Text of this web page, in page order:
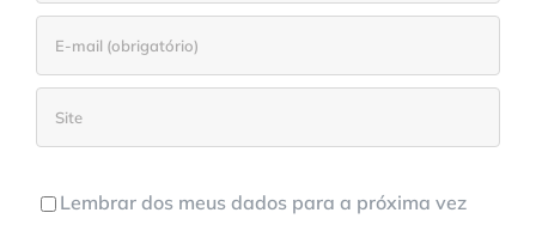
Lembrar dos meus dados para a próxima vez